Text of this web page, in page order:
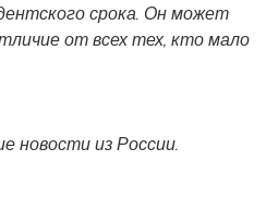
срока. Он может
от всех тех, кто мало
новости из России.